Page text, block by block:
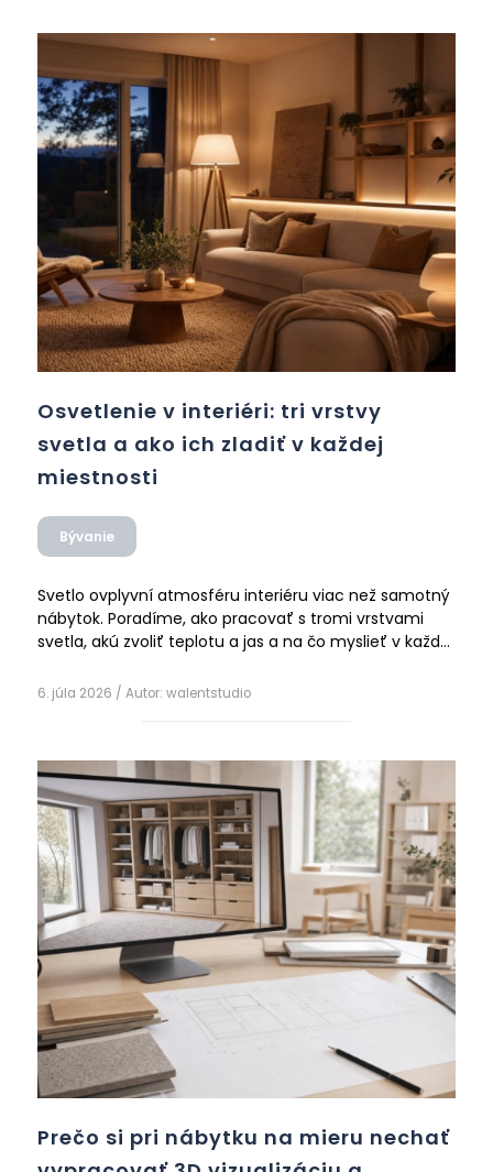
Osvetlenie v interiéri: tri vrstvy
svetla a ako ich zladiť v každej
miestnosti
Bývanie
Svetlo ovplyvní atmosféru interiéru viac než samotný
nábytok. Poradíme, ako pracovať s tromi vrstvami
svetla, akú zvoliť teplotu a jas a na čo myslieť v každej
6. júla 2026 / Autor: walentstudio
Prečo si pri nábytku na mieru nechať